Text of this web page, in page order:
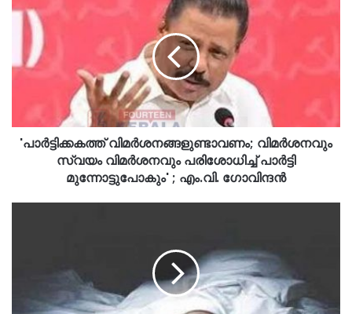
'പാര്‍ട്ടിക്കകത്ത് വിമര്‍ശനങ്ങളുണ്ടാവണം; വിമര്‍ശനവും
സ്വയം വിമര്‍ശനവും പരിശോധിച്ച് പാര്‍ട്ടി
മുന്നോട്ടുപോകും' ; എം.വി. ഗോവിന്ദന്‍